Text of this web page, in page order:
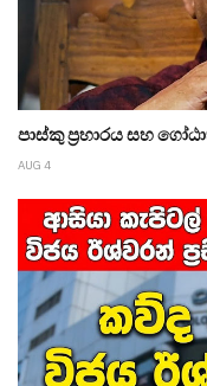
පාස්කු ප්‍රහාරය සහ
AUG 4